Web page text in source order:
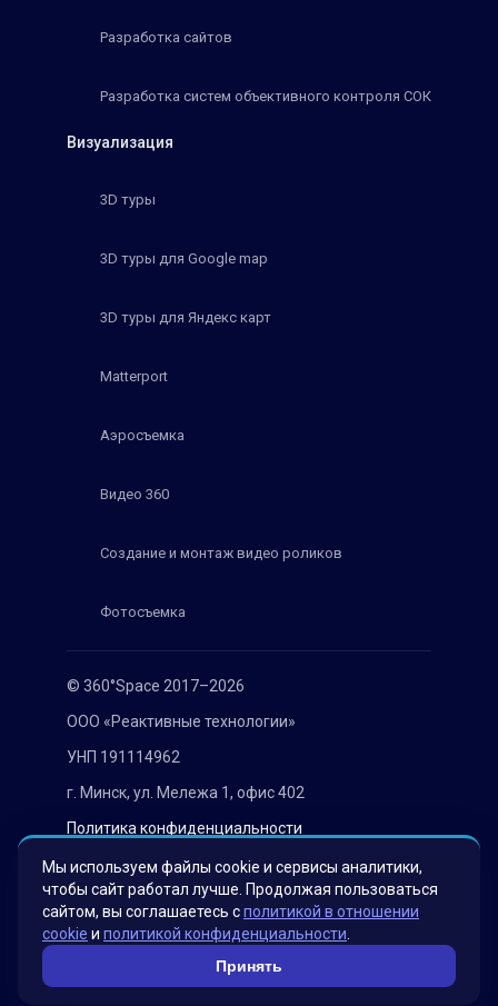
© 360°Space 2017–2026
ООО «Реактивные технологии»
УНП 191114962
г. Минск, ул. Мележа 1, офис 402
Политика конфиденциальности
Согласие на обработку персональных данных
Разработка сайтов
Разработка систем объективного контроля СОК
Визуализация
3D туры
3D туры для Google map
3D туры для Яндекс карт
Matterport
Аэросъемка
Видео 360
Создание и монтаж видео роликов
Фотосъемка
Мы используем файлы cookie и сервисы аналитики,
чтобы сайт работал лучше. Продолжая пользоваться
сайтом, вы соглашаетесь сполитикой в отношении
cookie и политикой конфиденциальности
Принять